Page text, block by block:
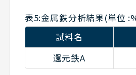
表5:金属鉄分析結果(単位
試料名
還元鉄A